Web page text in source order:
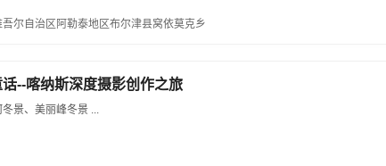
尔自治区阿勒泰地区布尔津县窝依莫克乡
--喀纳斯深度摄影创作之旅
景、美丽峰冬景 ...